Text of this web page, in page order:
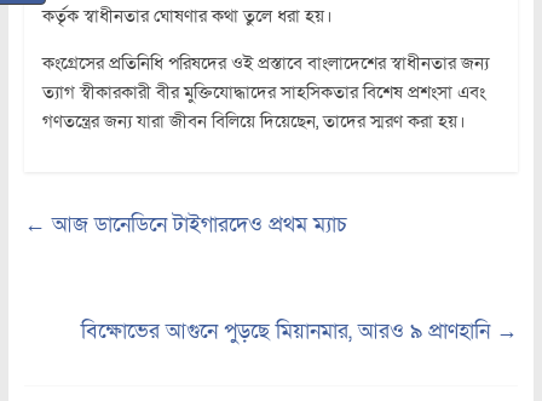
কর্তৃক স্বাধীনতার ঘোষণার কথা তুলে ধরা হয়।
কংগ্রেসের প্রতিনিধি পরিষদের ওই প্রস্তাবে বাংলাদেশের স্বাধীনতার জন্য
ত্যাগ স্বীকারকারী বীর মুক্তিযোদ্ধাদের সাহসিকতার বিশেষ প্রশংসা এবং
গণতন্ত্রের জন্য যারা জীবন বিলিয়ে দিয়েছেন, তাদের স্মরণ করা হয়।
← আজ ডানেডিনে টাইগারদেও প্রথম ম্যাচ
বিক্ষোভের আগুনে পুড়ছে মিয়ানমার, আরও ৯ প্রাণহানি →